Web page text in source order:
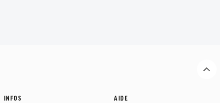
INFOS AIDE